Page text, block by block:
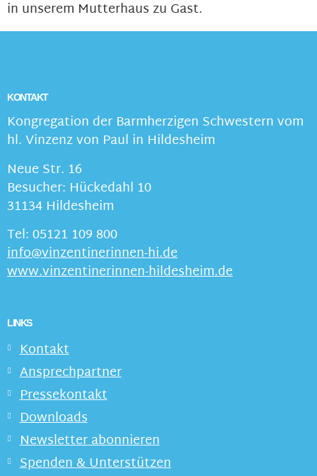
in unserem Mutterhaus zu Gast.
KONTAKT
Kongregation der Barmherzigen Schwestern vom
hl. Vinzenz von Paul in Hildesheim
Neue Str. 16
Besucher: Hückedahl 10
31134 Hildesheim
Tel: 05121 109 800
info@vinzentinerinnen-hi.de
www.vinzentinerinnen-hildesheim.de
LINKS
Kontakt
Ansprechpartner
Pressekontakt
Downloads
Newsletter abonnieren
Spenden & Unterstützen